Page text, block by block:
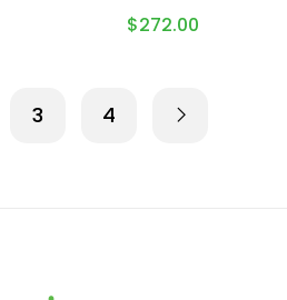
$272.00
3 4